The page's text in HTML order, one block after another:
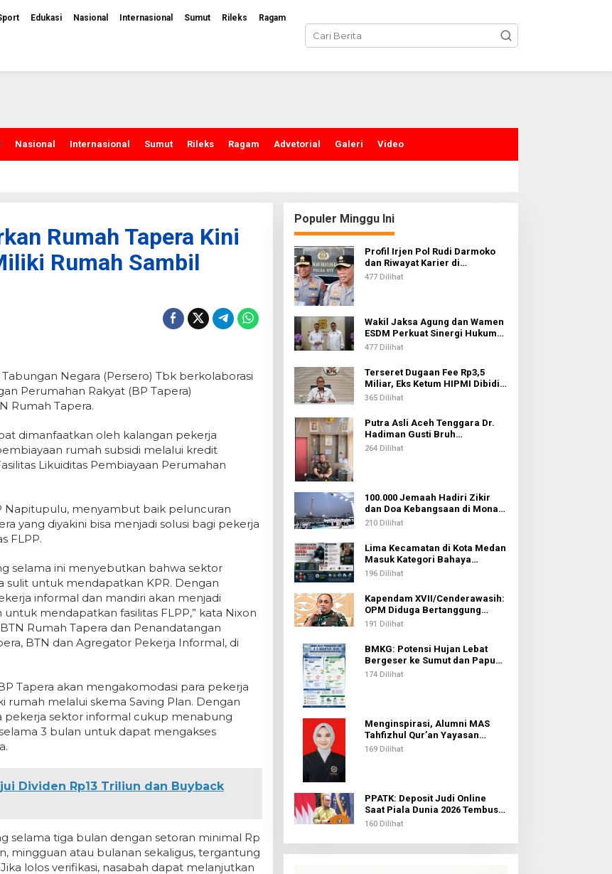
Edukasi Nasional Internasional Sumut Rileks Ragam
Nasional Internasional Sumut Rileks Ragam Advetorial Galeri Video
Rumah Tapera Kini
Rumah Sambil
Negara (Persero) Tbk berkolaborasi
Perumahan Rakyat (BP Tapera)
Rumah Tapera.
dimanfaatkan oleh kalangan pekerja
rumah subsidi melalui kredit
Likuiditas Pembiayaan Perumahan
Napitupulu, menyambut baik peluncuran
yang diyakini bisa menjadi solusi bagi pekerja
FLPP.
selama ini menyebutkan bahwa sektor
sulit untuk mendapatkan KPR. Dengan
informal dan mandiri akan menjadi
mendapatkan fasilitas FLPP,” kata Nixon
Rumah Tapera dan Penandatangan
BTN dan Agregator Pekerja Informal, di
Tapera akan mengakomodasi para pekerja
melalui skema Saving Plan. Dengan
pekerja sektor informal cukup menabung
3 bulan untuk dapat mengakses
Dividen Rp13 Triliun dan Buyback
selama tiga bulan dengan setoran minimal Rp
mingguan atau bulanan sekaligus, tergantung
lolos verifikasi, nasabah dapat melanjutkan
Populer Minggu Ini
Profil Irjen Pol Rudi Darmoko
dan Riwayat Karier di
Kepolisian
477 Dilihat
Wakil Jaksa Agung dan Wamen
ESDM Perkuat Sinergi Hukum
untuk Kawal Sektor Energi
477 Dilihat
Terseret Dugaan Fee Rp3,5
Miliar, Eks Ketum HIPMI Dibidik
KPK
365 Dilihat
Putra Asli Aceh Tenggara Dr.
Hadiman Gusti Bruh
Diamanahkan sebagai Kajari
264 Dilihat
100.000 Jemaah Hadiri Zikir
dan Doa Kebangsaan di Monas,
Wujud Syukur atas
210 Dilihat
Lima Kecamatan di Kota Medan
Masuk Kategori Bahaya
Narkoba, Medan Johor
196 Dilihat
Kapendam XVII/Cenderawasih:
OPM Diduga Bertanggung
Jawab atas Penembakan Lima
191 Dilihat
BMKG: Potensi Hujan Lebat
Bergeser ke Sumut dan Papua
Pegunungan pada 5 Agustus
174 Dilihat
Menginspirasi, Alumni MAS
Tahfizhul Qur’an Yayasan
Islamic Centre Sumut Raih
169 Dilihat
PPATK: Deposit Judi Online
Saat Piala Dunia 2026 Tembus
Rp1,02 Triliun, QRIS Jadi Kanal
160 Dilihat